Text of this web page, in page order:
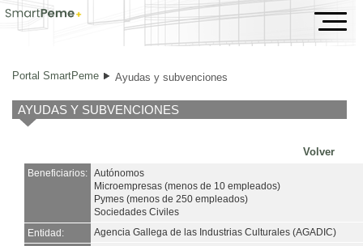
Ayudas y subvenciones
Portal SmartPeme Ayudas y subvenciones
AYUDAS Y SUBVENCIONES
Volver
Beneficiarios: Autónomos
Microempresas (menos de 10 empleados)
Pymes (menos de 250 empleados)
Sociedades Civiles
Entidad:
Agencia Gallega de las Industrias Culturales (AGADIC)